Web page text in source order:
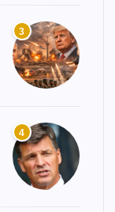
3
4